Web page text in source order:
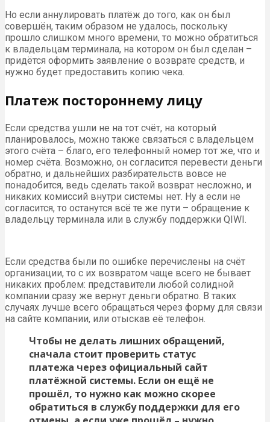
Но если аннулировать платёж до того, как он был
совершён, таким образом не удалось, поскольку
прошло слишком много времени, то можно обратиться
к владельцам терминала, на котором он был сделан –
придётся оформить заявление о возврате средств, и
нужно будет предоставить копию чека.
Платеж постороннему лицу
Если средства ушли не на тот счёт, на который
планировалось, можно также связаться с владельцем
этого счёта – благо, его телефонный номер тот же, что и
номер счёта. Возможно, он согласится перевести деньги
обратно, и дальнейших разбирательств вовсе не
понадобится, ведь сделать такой возврат несложно, и
никаких комиссий внутри системы нет. Ну а если не
согласится, то останутся всё те же пути – обращение к
владельцу терминала или в службу поддержки QIWI.
Если средства были по ошибке перечислены на счёт
организации, то с их возвратом чаще всего не бывает
никаких проблем: представители любой солидной
компании сразу же вернут деньги обратно. В таких
случаях лучше всего обращаться через форму для связи
на сайте компании, или отыскав её телефон.
Чтобы не делать лишних обращений,
сначала стоит проверить статус
платежа через официальный сайт
платёжной системы. Если он ещё не
прошёл, то нужно как можно скорее
обратиться в службу поддержки для его